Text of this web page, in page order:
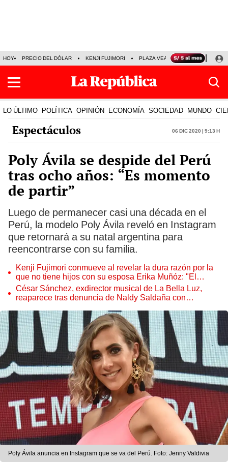
HOY PRECIO DEL DÓLAR KENJI FUJIMORI PLAZA VEA FERIADOS
LO ÚLTIMO POLÍTICA OPINIÓN ECONOMÍA SOCIEDAD MUNDO
Espectáculos 06 Dic 2020 | 9:13 h
Poly Ávila se despide del Perú
tras ocho años: “Es momento
de partir”
Luego de permanecer casi una década en el
Perú, la modelo Poly Ávila reveló en Instagram
que retornará a su natal argentina para
reencontrarse con su familia.
Kenji Fujimori conmueve al revelar la dura razón por la
que no tiene hijos con su esposa Erika Muñóz: "El
proceso judicial"
César Sánchez, exdirector musical de La Bella Luz,
reaparece tras denuncia de Naldy Saldaña con
Poly Ávila anuncia en Instagram que se va del Perú. Foto: Jenny Valdivia